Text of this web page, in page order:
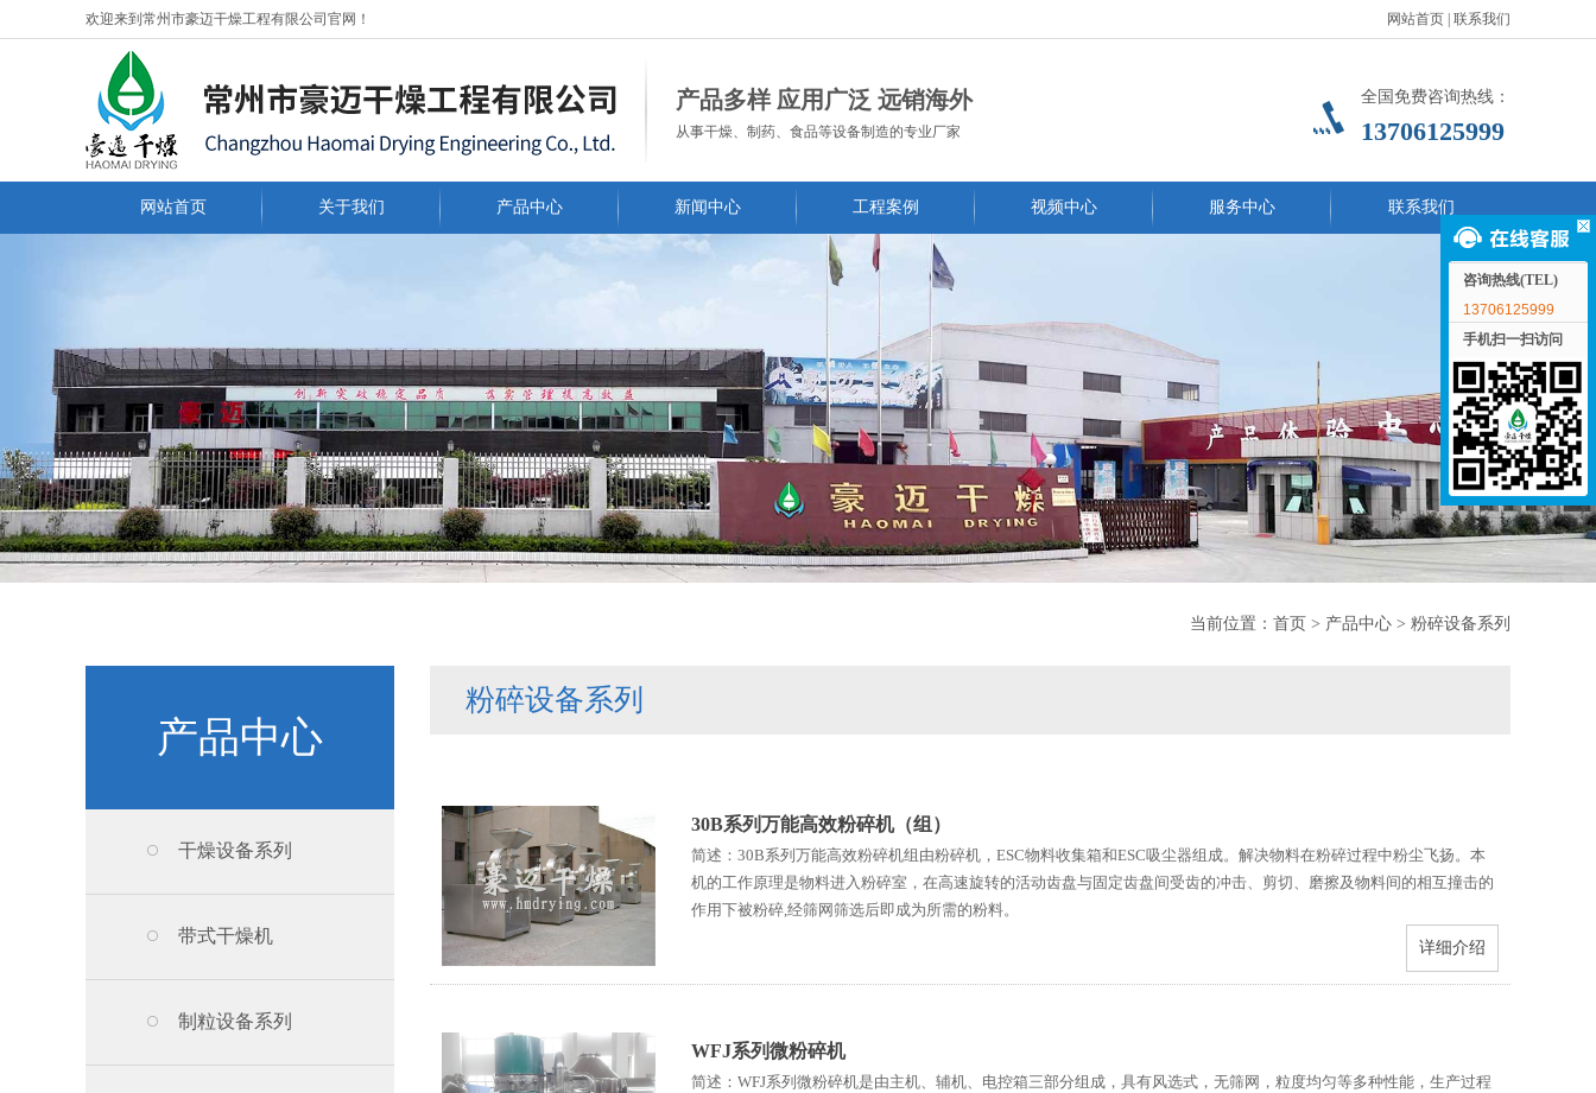
欢迎来到常州市豪迈干燥工程有限公司官网！ 网站首页 联系我们
产品多样 应用广泛 远销海外
从事干燥、制药、食品等设备制造的专业厂家
全国免费咨询热线：
13706125999
网站首页 关于我们 产品中心 新闻中心 工程案例 视频中心 服务中心 联系我们
当前位置： 首页 > 产品中心 > 粉碎设备系列
产品中心
干燥设备系列
带式干燥机
制粒设备系列
粉碎设备系列
30B系列万能高效粉碎机（组）
简述：30B系列万能高效粉碎机组由粉碎机，ESC物料收集箱和ESC吸尘器组成。解决物料在粉碎过程中粉尘飞扬。本
机的工作原理是物料进入粉碎室，在高速旋转的活动齿盘与固定齿盘间受齿的冲击、剪切、磨擦及物料间的相互撞击的
作用下被粉碎,经筛网筛选后即成为所需的粉料。
详细介绍
WFJ系列微粉碎机
简述：WFJ系列微粉碎机是由主机、辅机、电控箱三部分组成，具有风选式，无筛网，粒度均匀等多种性能，生产过程
咨询热线(TEL)
13706125999
手机扫一扫访问